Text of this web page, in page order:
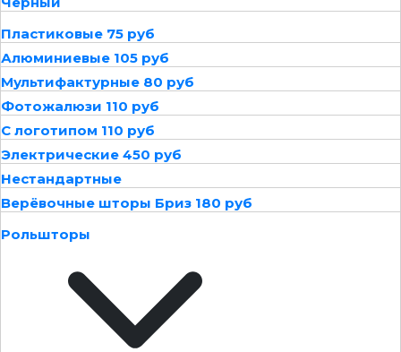
Пластиковые 75 руб
Алюминиевые 105 руб
Мультифактурные 80 руб
Фотожалюзи 110 руб
С логотипом 110 руб
Электрические 450 руб
Нестандартные
Верёвочные шторы Бриз 180 руб
Рольшторы